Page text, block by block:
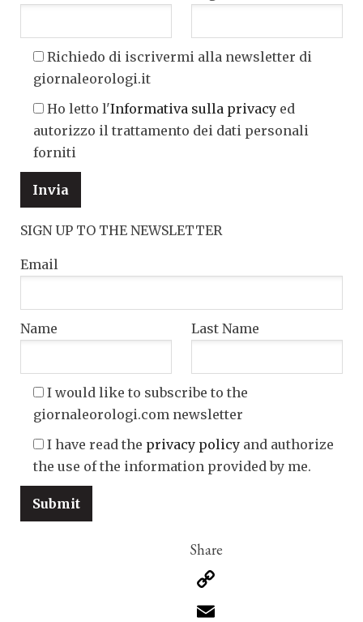
Richiedo di iscrivermi alla newsletter di
giornaleorologi.it
Ho letto l'Informativa sulla privacy ed
autorizzo il trattamento dei dati personali
forniti
SIGN UP TO THE NEWSLETTER
Email
Name Last Name
I would like to subscribe to the
giornaleorologi.com newsletter
I have read the privacy policy and authorize
the use of the information provided by me.